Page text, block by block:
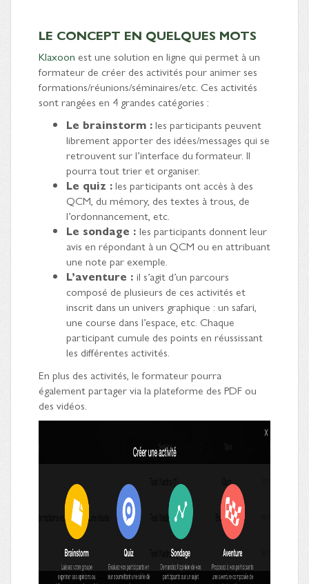
LE CONCEPT EN QUELQUES MOTS
Klaxoon est une solution en ligne qui permet à un
formateur de créer des activités pour animer ses
formations/réunions/séminaires/etc. Ces activités
sont rangées en 4 grandes catégories :
Le brainstorm :les participants peuvent
librement apporter des idées/messages qui se
retrouvent sur l’interface du formateur. Il
pourra tout trier et organiser.
Le quiz :les participants ont accès à des
QCM, du mémory, des textes à trous, de
l’ordonnancement, etc.
Le sondage : les participants donnent leur
avis en répondant à un QCM ou en attribuant
une note par exemple.
L’aventure : il s’agit d’un parcours
composé de plusieurs de ces activités et
inscrit dans un univers graphique : un safari,
une course dans l’espace, etc. Chaque
participant cumule des points en réussissant
les différentes activités.
En plus des activités, le formateur pourra
également partager via la plateforme des PDF ou
des vidéos.